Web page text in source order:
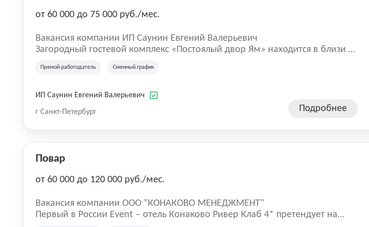
от 60 000 до 75 000 руб./мес.
Вакансия компании ИП Саунин Евгений Валерьевич
Загородный гостевой комплекс «Постоялый двор Ям» находится в близи г.
различных категорий, кафе, «Охотничьей беседкой» с камином, летней
Прямой работодатель Сменный график
ИП Саунин Евгений Валерьевич
г Санкт-Петербург Подробнее
Повар
от 60 000 до 120 000 руб./мес.
Вакансия компании ООО "КОНАКОВО МЕНЕДЖМЕНТ"
Первый в России Event – отель Конаково Ривер Клаб 4* претендует на